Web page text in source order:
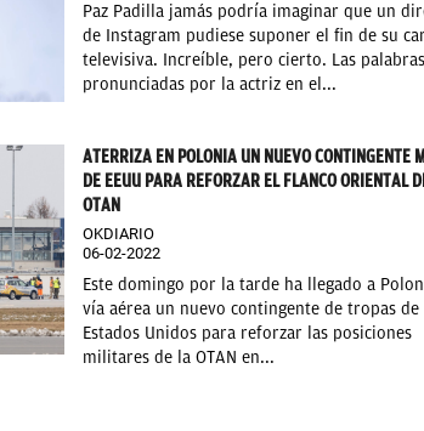
Paz Padilla jamás podría imaginar que un
de Instagram pudiese suponer el fin de su
televisiva. Increíble, pero cierto. Las palabras
pronunciadas por la actriz en el...
ATERRIZA EN POLONIA UN NUEVO CONTINGENTE
DE EEUU PARA REFORZAR EL FLANCO ORIENTAL
OTAN
OKDIARIO
06-02-2022
Este domingo por la tarde ha llegado a
vía aérea un nuevo contingente de tropas de
Estados Unidos para reforzar las posiciones
militares de la OTAN en...